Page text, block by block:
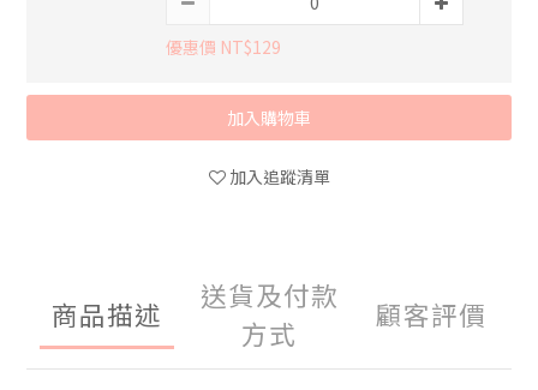
優惠價 NT$129
加入購物車
加入追蹤清單
商品描述
送貨及付款
方式
顧客評價